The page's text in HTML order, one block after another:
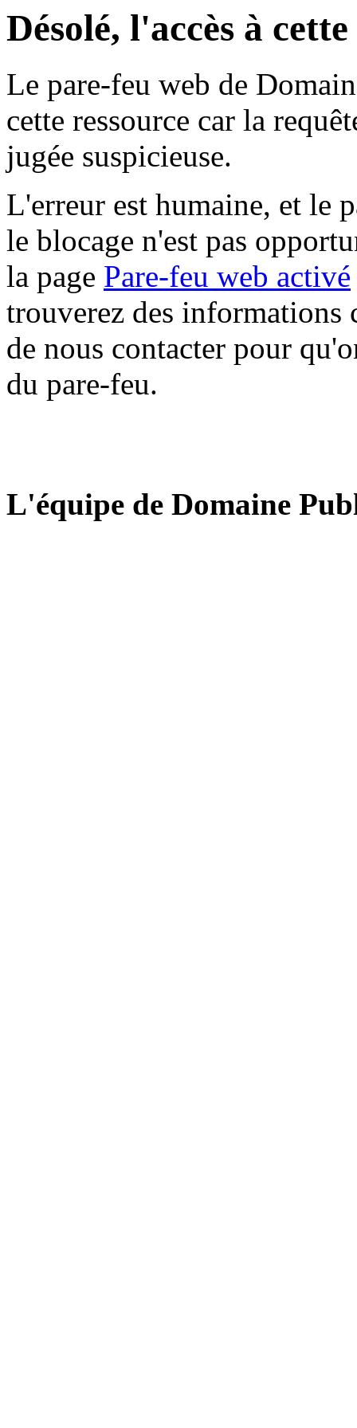
Désolé, l'accès à
Le pare-feu web de
cette ressource car la
jugée suspicieuse.
L'erreur est humaine, et le
le blocage n'est pas
la page Pare-feu web activé
trouverez des informations
de nous contacter pour
du pare-feu.
L'équipe de Domaine